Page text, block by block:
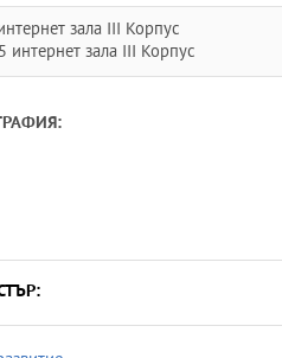
зала ІІІ Корпус
зала ІІІ Корпус